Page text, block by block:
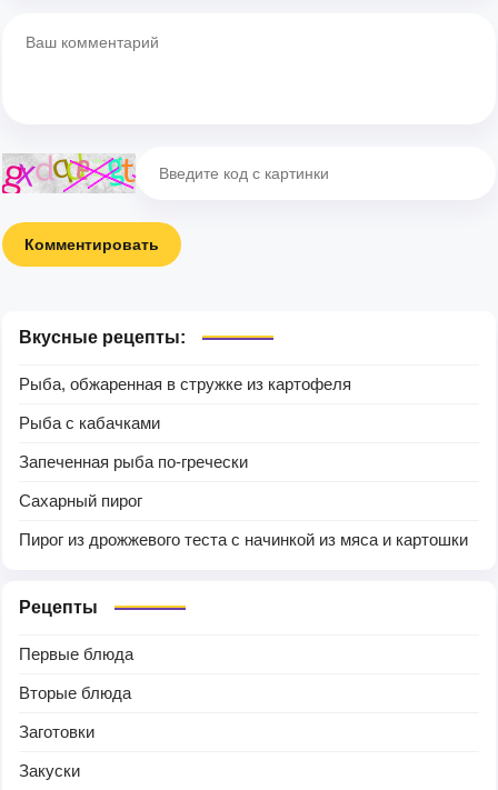
Комментировать
Вкусные рецепты:
Рыба, обжаренная в стружке из картофеля
Рыба с кабачками
Запеченная рыба по-гречески
Сахарный пирог
Пирог из дрожжевого теста с начинкой из мяса и картошки
Рецепты
Первые блюда
Вторые блюда
Заготовки
Закуски